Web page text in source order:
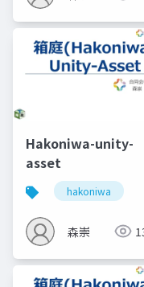
Hakoniwa-unity-
asset
hakoniwa
森崇